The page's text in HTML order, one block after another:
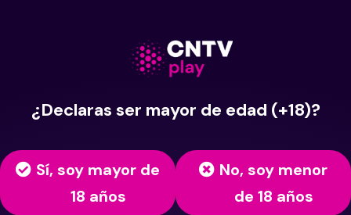
¿Declaras ser mayor de edad (+18)?
Sí, soy mayor de
18 años
No, soy menor
de 18 años